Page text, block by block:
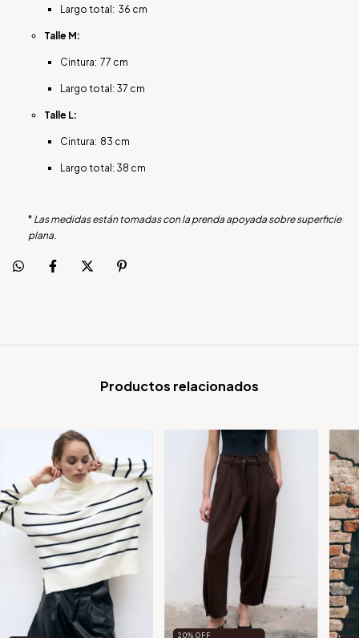
Largo total: 36 cm
Talle M:
Cintura: 77 cm
Largo total: 37 cm
Talle L:
Cintura: 83 cm
Largo total: 38 cm
* Las medidas están tomadas con la prenda apoyada sobre superficie
plana.
Productos relacionados
20% OFF